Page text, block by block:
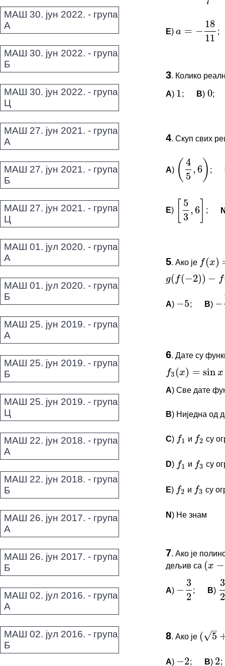
МАШ 30. јун 2022. - група
А
МАШ 30. јун 2022. - група
Б
МАШ 30. јун 2022. - група
Ц
МАШ 27. јун 2021. - група
А
МАШ 27. јун 2021. - група
Б
МАШ 27. јун 2021. - група
Ц
МАШ 01. јул 2020. - група
А
МАШ 01. јул 2020. - група
Б
МАШ 25. јун 2019. - група
А
МАШ 25. јун 2019. - група
Б
МАШ 25. јун 2019. - група
Ц
МАШ 22. јун 2018. - група
А
МАШ 22. јун 2018. - група
Б
МАШ 26. јун 2017. - група
А
МАШ 26. јун 2017. - група
Б
МАШ 02. јул 2016. - група
А
МАШ 02. јул 2016. - група
Б
E)
11
a=−1811 ;
3. Колико
A)
1
1; B)
0
0;
Овај задатак
*Морате бити
4. Скуп свих
A)
(4
, 6 )
(4 5,6) ;
E)
5
,
3, 6 ] ; N
ПИТАЊА
Овај
*Морате
5. Ако је f(x)= x +
g(f (−2))−f (g 3))
A)
−5
−5 ; B)
9
2
−9
Овај задатак
*Морате бити
6. Дате су
f3( x)= sinx +cosx
A) Све дате
B) Ниједна од
C) f1 и f2 су
D) f1 и f3 су
E) f2 и f3 су
N) Не знам
Овај задатак
*Морате
7. Ако је
дељив са (x− 1)2
A)
−
2
−3 2 ; B)
2
3
ПИТАЊА
*Морате бити
8. Ако је
( 5–+
( 5+6) −
A) −2 ; B) 2 ;